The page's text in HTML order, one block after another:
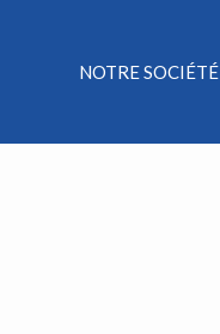
NOTRE SOCIÉTÉ